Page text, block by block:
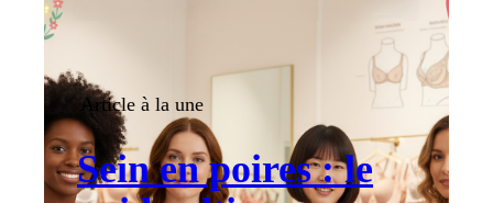
Article à la une
Sein en poires : le